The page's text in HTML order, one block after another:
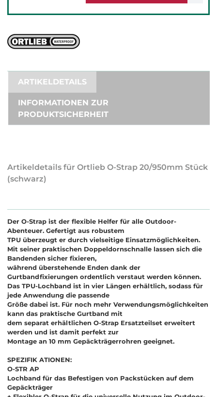
ARTIKELDETAILS
INFORMATIONEN ZUR
PRODUKTSICHERHEIT
Artikeldetails für Ortlieb O-Strap 20/950mm Stück
(schwarz)
Der O-Strap ist der flexible Helfer für alle Outdoor-
Abenteuer. Gefertigt aus robustem
TPU überzeugt er durch vielseitige Einsatzmöglichkeiten.
Mit seiner praktischen Doppeldornschnalle lassen sich die
Bandenden sicher fixieren,
während überstehende Enden dank der
Gurtbandfixierungen ordentlich verstaut werden können.
Das TPU-Lochband ist in vier Längen erhältlich, sodass für
jede Anwendung die passende
Größe dabei ist. Für noch mehr Verwendungsmöglichkeiten
kann das praktische Gurtband mit
dem separat erhältlichen O-Strap Ersatzteilset erweitert
werden und ist damit perfekt zur
Montage an 10 mm Gepäckträgerrohren geeignet.
SPEZIFIK ATIONEN:
O-STR AP
Lochband für das Befestigen von Packstücken auf dem
Gepäckträger